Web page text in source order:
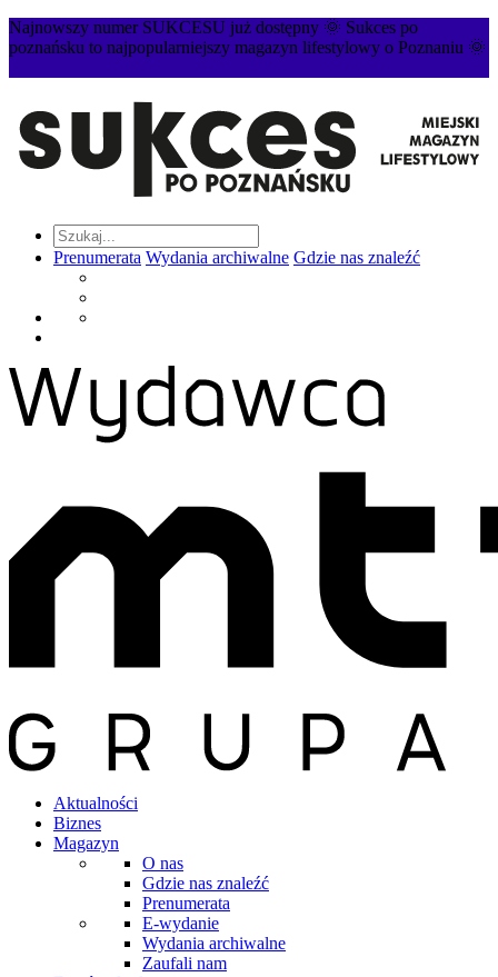
Najnowszy numer SUKCESU już dostępny 🌞 Sukces po
poznańsku to najpopularniejszy magazyn lifestylowy o Poznaniu 🌞
Prenumerata Wydania archiwalne Gdzie nas znaleźć
Aktualności
Biznes
Magazyn
O nas
Gdzie nas znaleźć
Prenumerata
E-wydanie
Wydania archiwalne
Zaufali nam